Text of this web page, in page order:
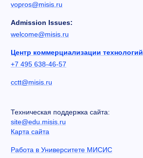
vopros@misis.ru
Admission Issues:
welcome@misis.ru
Центр коммерциализации технологий
+7 495 638-46-57
cctt@misis.ru
Техническая поддержка сайта:
site@edu.misis.ru
Карта сайта
Работа в Университете МИСИС